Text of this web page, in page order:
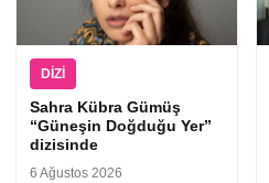
DIZI
Sahra Kübra Gümüş
“Güneşin Doğduğu Yer”
dizisinde
6 Ağustos 2026